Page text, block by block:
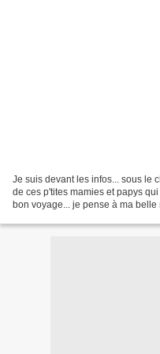
Je suis devant les infos... sous le
de ces p'tites mamies et papys
bon voyage... je pense à ma